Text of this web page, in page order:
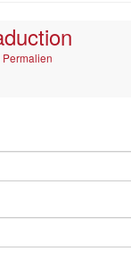
Permalien